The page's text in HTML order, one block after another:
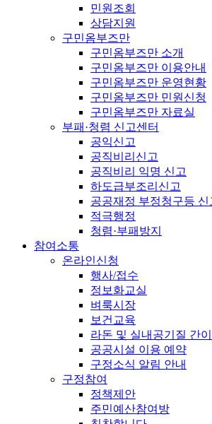
민원조회
상담지원
구민옴부즈만
구민옴부즈만 소개
구민옴부즈만 이용안내
구민옴부즈만 운영현황
구민옴부즈만 민원신청
구민옴부즈만 자료실
부패·청렴 신고센터
공익신고
공직비리신고
공직비리 익명 신고
하도급부조리신고
공공재정 부정청구등 신
적극행정
청렴·부패방지
참여소통
온라인신청
행사/접수
정보화교실
벼룩시장
보건교육
라돈 및 실내공기질 간
공공시설 이용 예약
구정소식 알림 안내
구정참여
정책제안
주민예산참여방